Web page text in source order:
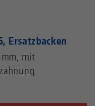
Ersatzbacken
mit